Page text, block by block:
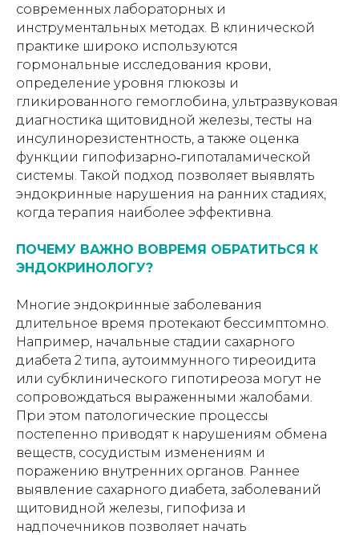
современных лабораторных и
инструментальных методах. В клинической
практике широко используются
гормональные исследования крови,
определение уровня глюкозы и
гликированного гемоглобина, ультразвуковая
диагностика щитовидной железы, тесты на
инсулинорезистентность, а также оценка
функции гипофизарно‑гипоталамической
системы. Такой подход позволяет выявлять
эндокринные нарушения на ранних стадиях,
когда терапия наиболее эффективна.
ПОЧЕМУ ВАЖНО ВОВРЕМЯ ОБРАТИТЬСЯ К
ЭНДОКРИНОЛОГУ?
Многие эндокринные заболевания
длительное время протекают бессимптомно.
Например, начальные стадии сахарного
диабета 2 типа, аутоиммунного тиреоидита
или субклинического гипотиреоза могут не
сопровождаться выраженными жалобами.
При этом патологические процессы
постепенно приводят к нарушениям обмена
веществ, сосудистым изменениям и
поражению внутренних органов. Раннее
выявление сахарного диабета, заболеваний
щитовидной железы, гипофиза и
надпочечников позволяет начать